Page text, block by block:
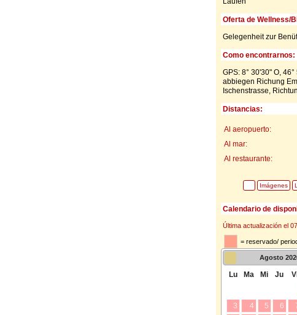
Oferta de Wellness/
Gelegenheit zur
Como encontrarnos:
GPS: 8° 30'30" O,
abbiegen Richung
Ischenstrasse,
Distancias:
Al aeropuerto:
Al mar:
Al restaurante:
Imágenes
Calendario de
Última actualización el
= reservado/
Agosto
Lu Ma Mi Ju
3
4 5 6